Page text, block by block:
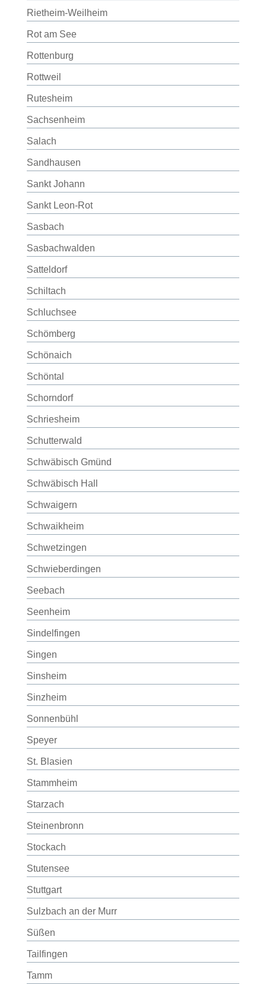
Rietheim-Weilheim
Rot am See
Rottenburg
Rottweil
Rutesheim
Sachsenheim
Salach
Sandhausen
Sankt Johann
Sankt Leon-Rot
Sasbach
Sasbachwalden
Satteldorf
Schiltach
Schluchsee
Schömberg
Schönaich
Schöntal
Schorndorf
Schriesheim
Schutterwald
Schwäbisch Gmünd
Schwäbisch Hall
Schwaigern
Schwaikheim
Schwetzingen
Schwieberdingen
Seebach
Seenheim
Sindelfingen
Singen
Sinsheim
Sinzheim
Sonnenbühl
Speyer
St. Blasien
Stammheim
Starzach
Steinenbronn
Stockach
Stutensee
Stuttgart
Sulzbach an der Murr
Süßen
Tailfingen
Tamm